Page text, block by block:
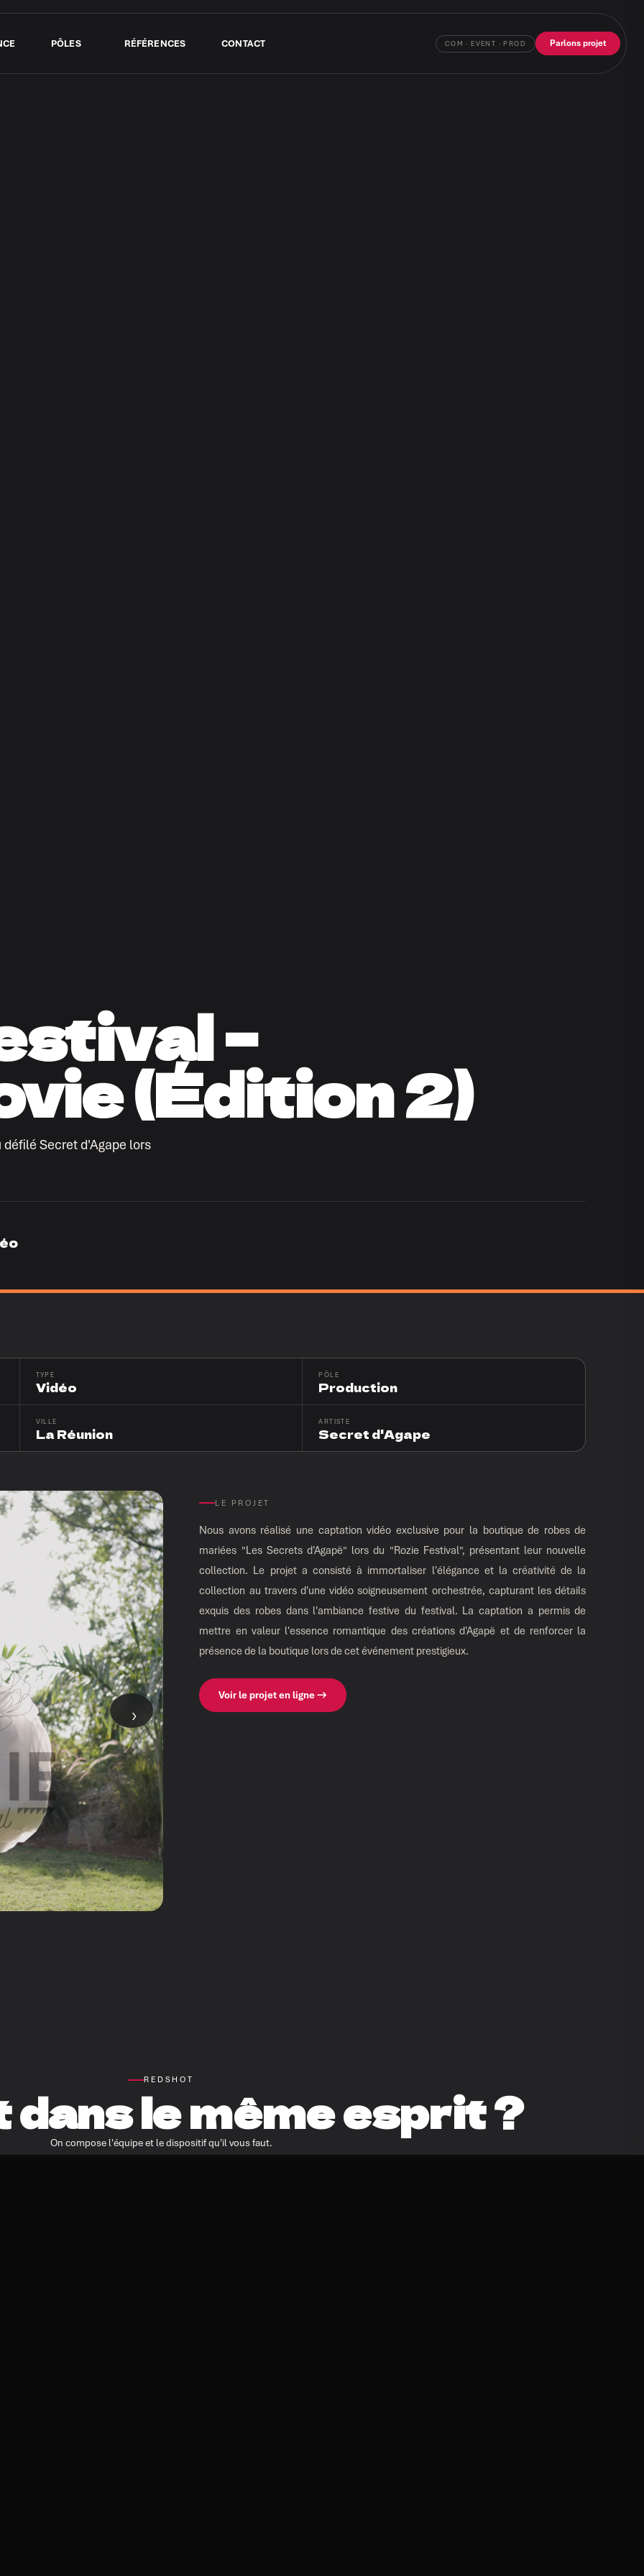
PÔLES RÉFÉRENCES CONTACT Parlons projet
–
(Édition 2)
Secret d'Agape lors
TYPE
Vidéo
PÔLE
Production
VILLE
La Réunion
ARTISTE
Secret d'Agape
›
LE PROJET
Nous avons réalisé une captation vidéo exclusive pour la boutique de robes de
mariées "Les Secrets d'Agapë" lors du "Rozie Festival", présentant leur nouvelle
collection. Le projet a consisté à immortaliser l'élégance et la créativité de la
collection au travers d'une vidéo soigneusement orchestrée, capturant les détails
exquis des robes dans l'ambiance festive du festival. La captation a permis de
mettre en valeur l'essence romantique des créations d'Agapë et de renforcer la
présence de la boutique lors de cet événement prestigieux.
Voir le projet en ligne →
REDSHOT
dans le même esprit ?
On compose l'équipe et le dispositif qu'il vous faut.